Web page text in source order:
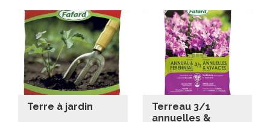
Terre à jardin
Terreau 3/1
annuelles &